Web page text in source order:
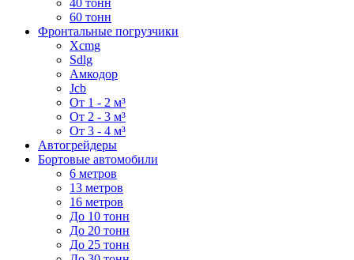
60 тонн
Фронтальные погрузчики
Xcmg
Sdlg
Амкодор
Jcb
От 1 - 2 м³
От 2 - 3 м³
От 3 - 4 м³
Автогрейдеры
Бортовые автомобили
6 метров
13 метров
16 метров
До 10 тонн
До 20 тонн
До 25 тонн